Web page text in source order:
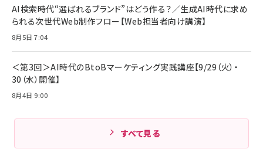
Amazonランキングをもっと見る
ド付き USB PD対応 シリコン素材採用 iPhone
17 / 16 / 15 / Galaxy iPad Pro MacBook
Pro/Air 各種対応 (1.8m ミッドナイトブラック)
￥1,890
AI検索時代“選ばれるブランド”はどう作る？／生成AI時代に求め
られる次世代Web制作フロー【Web担当者向け講演】
8月5日 7:04
＜第3回＞AI時代のBtoBマーケティング実践講座【9/29（火）・
30（水）開催】
8月4日 9:00
すべて見る